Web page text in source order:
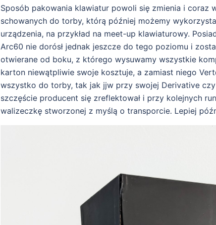
Sposób pakowania klawiatur powoli się zmienia i coraz
schowanych do torby, którą później możemy
urządzenia, na przykład na meet-up klawiaturowy.
Arc60 nie dorósł jednak jeszcze do tego poziomu i
otwierane od boku, z którego wysuwamy wszystkie
karton niewątpliwie swoje kosztuje, a zamiast niego
wszystko do torby, tak jak jjw przy swojej Derivative czy
szczęście producent się zreflektował i przy kolejnych
walizeczkę stworzonej z myślą o transporcie. Lepiej